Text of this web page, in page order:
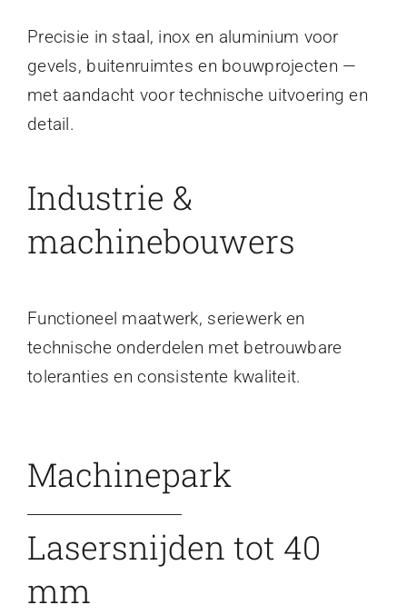
Precisie in staal, inox en aluminium voor
gevels, buitenruimtes en bouwprojecten —
met aandacht voor technische uitvoering en
detail.
Industrie &
machinebouwers
Functioneel maatwerk, seriewerk en
technische onderdelen met betrouwbare
toleranties en consistente kwaliteit.
Machinepark
Lasersnijden tot 40
mm